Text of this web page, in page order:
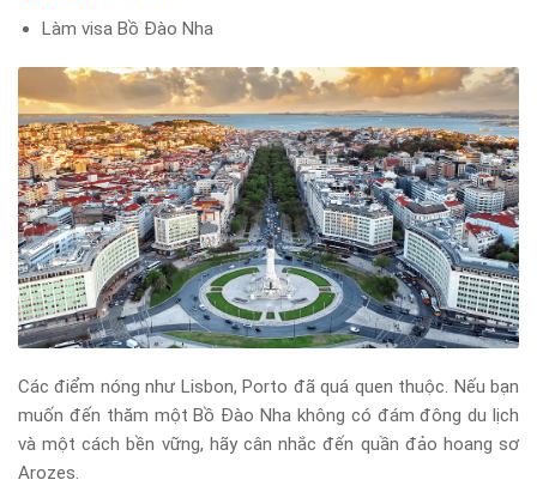
Làm visa Bồ Đào Nha
Các điểm nóng như Lisbon, Porto đã quá quen thuộc. Nếu bạn
muốn đến thăm một Bồ Đào Nha không có đám đông du lịch
và một cách bền vững, hãy cân nhắc đến quần đảo hoang sơ
Arozes.